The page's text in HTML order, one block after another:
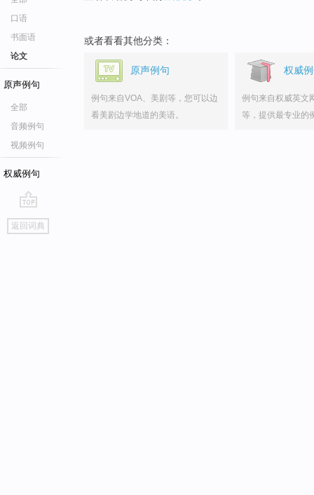
口语
书面语
论文
原声例句
全部
音频例句
视频例句
权威例句
go
top
返回词典
或者看看其他分类：
原声例句
例句来自VOA、美剧等，您可以边
看美剧边学地道的美语。
权威
例句来自权威英文
等，提供最专业的